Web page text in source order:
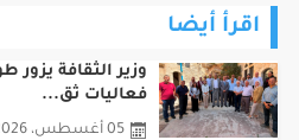
اقرأ أيضا
وزير الثقافة
فعاليات ثق...
05 أغسطس، 2026 - 02:08pm